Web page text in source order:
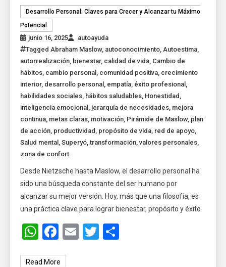
Desarrollo Personal: Claves para Crecer y Alcanzar tu Máximo
Potencial
junio 16, 2025
autoayuda
TaggedAbraham Maslow, autoconocimiento,Autoestima,
autorrealización, bienestar, calidad de vida, Cambio de
hábitos, cambio personal , comunidad positiva, crecimiento
interior, desarrollo personal , empatía, éxito profesional ,
habilidades sociales, hábitos saludables, Honestidad ,
inteligencia emocional , jerarquía de necesidades, mejora
continua, metas claras, motivación, Pirámide de Maslow, plan
de acción, productividad , propósito de vida, red de apoyo,
Salud mental ,Superyó,transformación,valores personales,
zona de confort
Desde Nietzsche hasta Maslow, el desarrollo personal ha
sido una búsqueda constante del ser humano por
alcanzar su mejor versión. Hoy, más que una filosofía, es
una práctica clave para lograr bienestar, propósito y éxito
WhatsApp
Facebook
EmailTwitter
Read More